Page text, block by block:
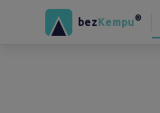
bezKempu®